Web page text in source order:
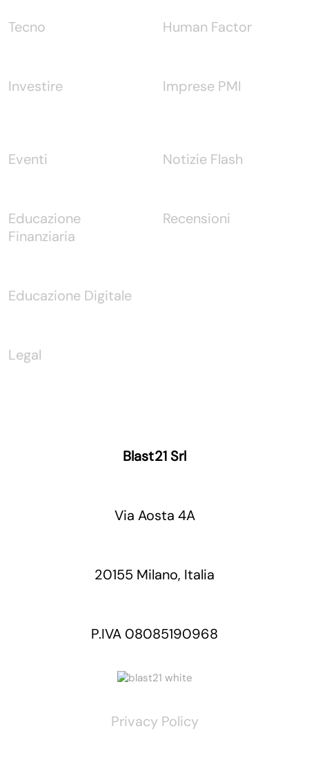
Tecno
Investire
Human Factor
Imprese PMI
Eventi
Educazione
Finanziaria
Educazione Digitale
Legal
Notizie Flash
Recensioni
Blast21 Srl
Via Aosta 4A
20155 Milano, Italia
P.IVA 08085190968
Privacy Policy